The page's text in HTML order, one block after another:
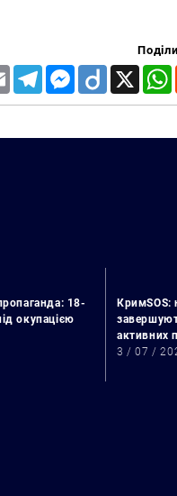
Email TelegramMessenger
Diigo X
18-
окупацією
КримSOS:
активних
3 / 07 /